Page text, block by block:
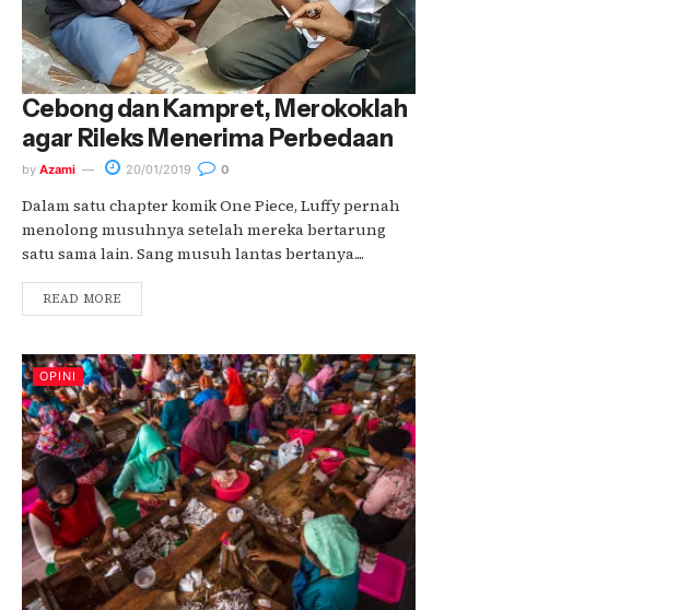
Cebong dan Kampret, Merokoklah
agar Rileks Menerima Perbedaan
by Azami 20/01/2019 0
Dalam satu chapter komik One Piece, Luffy pernah
menolong musuhnya setelah mereka bertarung
satu sama lain. Sang musuh lantas bertanya....
READ MORE
OPINI